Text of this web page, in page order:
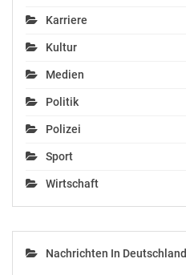
Karriere
Kultur
Medien
Politik
Polizei
Sport
Wirtschaft
Nachrichten In Deutschland